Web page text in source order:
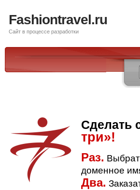
Fashiontravel.ru
Сайт в процессе разработки
Сделать
три»!
Раз.
доменное
Два.